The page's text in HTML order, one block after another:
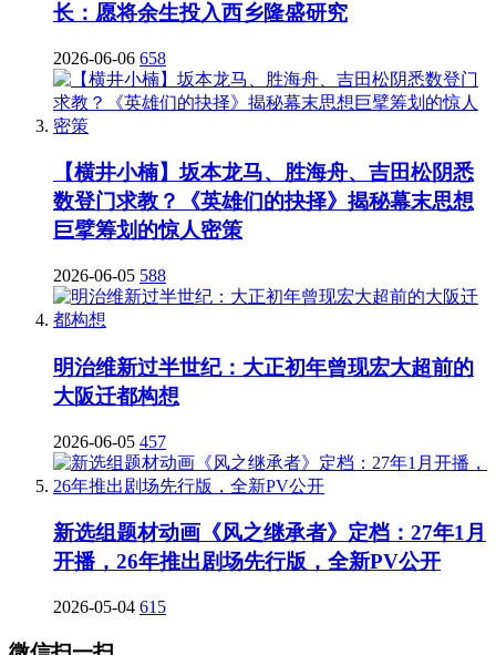
长：愿将余生投入西乡隆盛研究
2026-06-06 658
【横井小楠】坂本龙马、胜海舟、吉田松阴悉
数登门求教？《英雄们的抉择》揭秘幕末思想
巨擘筹划的惊人密策
2026-06-05 588
明治维新过半世纪：大正初年曾现宏大超前的
大阪迁都构想
2026-06-05 457
新选组题材动画《风之继承者》定档：27年1月
开播，26年推出剧场先行版，全新PV公开
2026-05-04 615